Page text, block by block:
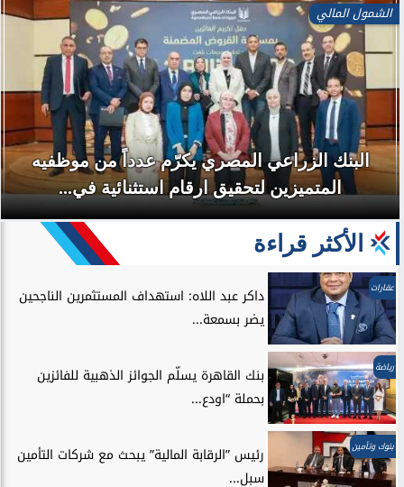
الشمول المالي
البنك الزراعي المصري يكرّم عدداً من موظفيه
المتميزين لتحقيق ارقام استثنائية في...
الأكثر قراءة
عقارات
داكر عبد اللاه: استهداف المستثمرين الناجحين
يضر بسمعة...
رياضة
بنك القاهرة يسلّم الجوائز الذهبية للفائزين
بحملة “اودع...
بنوك وتأمين
رئيس ”الرقابة المالية” يبحث مع شركات التأمين
سبل...